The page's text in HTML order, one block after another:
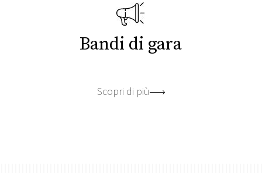
Bandi di gara
Scopri di più